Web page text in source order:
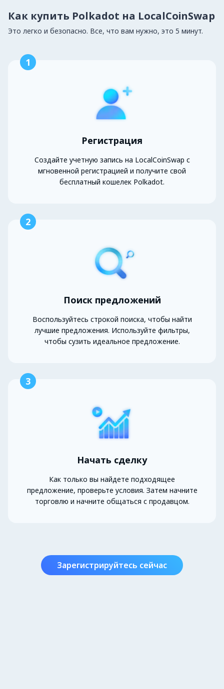
Как купить Polkadot на LocalCoinSwap
Это легко и безопасно. Все, что вам нужно, это 5 минут.
1
Регистрация
Создайте учетную запись на LocalCoinSwap с
мгновенной регистрацией и получите свой
бесплатный кошелек Polkadot.
2
Поиск предложений
Воспользуйтесь строкой поиска, чтобы найти
лучшие предложения. Используйте фильтры,
чтобы сузить идеальное предложение.
3
Начать сделку
Как только вы найдете подходящее
предложение, проверьте условия. Затем начните
торговлю и начните общаться с продавцом.
Зарегистрируйтесь сейчас